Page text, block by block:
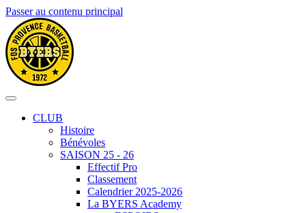
Passer au contenu principal
CLUB
Histoire
Bénévoles
SAISON 25 - 26
Effectif Pro
Classement
Calendrier 2025-2026
La BYERS Academy